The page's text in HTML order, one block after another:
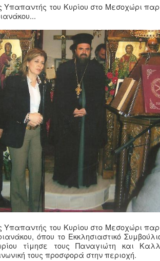
Υπαπαντής του Κυρίου στο Μεσοχώρι
Υπαπαντής του Κυρίου στο Μεσοχώρι
όπου το Εκκλησιαστικό
τίμησε τους Παναγιώτη και
τους προσφορά στην περιοχή.